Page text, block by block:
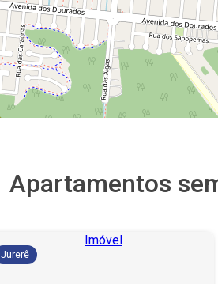
Apartamentos
Jurerê